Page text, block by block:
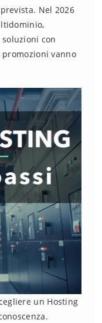
Nel 2026
soluzioni con
vanno
un Hosting